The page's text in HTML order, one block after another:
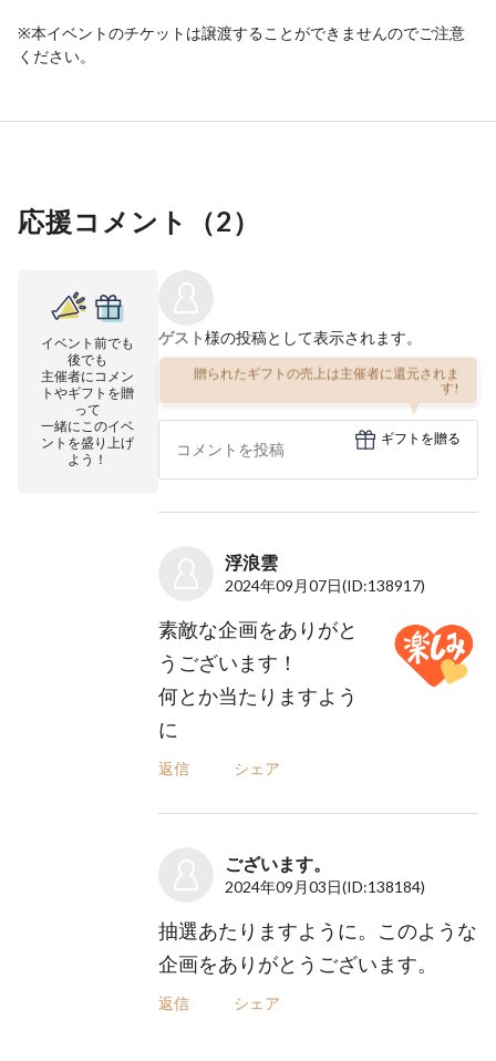
※本イベントのチケットは譲渡することができませんのでご注意
ください。
応援コメント（2）
イベント前でも
後でも
主催者にコメン
トやギフトを贈
って
一緒にこのイベ
ントを盛り上げ
よう！
ゲスト様の投稿として表示されます。
贈られたギフトの売上は主催者に還元されま
す!
ギフトを贈る
浮浪雲
2024年09月07日(ID:138917)
素敵な企画をありがと
うございます！
何とか当たりますよう
に
返信 シェア
ございます。
2024年09月03日(ID:138184)
抽選あたりますように。このような
企画をありがとうございます。
返信 シェア